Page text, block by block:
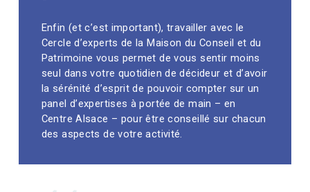
Enfin (et c’est important), travailler avec le
Cercle d’experts de la Maison du Conseil et du
Patrimoine vous permet de vous sentir moins
seul dans votre quotidien de décideur et d’avoir
la sérénité d’esprit de pouvoir compter sur un
panel d’expertises à portée de main – en
Centre Alsace – pour être conseillé sur chacun
des aspects de votre activité.